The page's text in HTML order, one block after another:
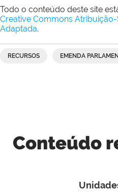
Todo o conteúdo deste site
Creative Commons
Adaptada.
RECURSOS EMENDA
Conteúdo